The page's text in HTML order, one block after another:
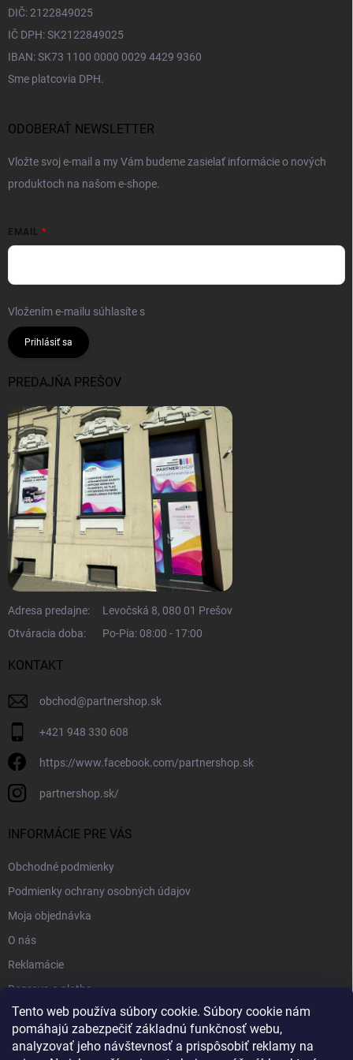
Tento web používa súbory cookie. Súbory cookie nám
pomáhajú zabezpečiť základnú funkčnosť webu,
analyzovať jeho návštevnosť a prispôsobiť reklamy na
DIČ: 2122849025
IČ DPH: SK2122849025
IBAN: SK73 1100 0000 0029 4429 9360
Sme platcovia DPH.
ODOBERAŤ NEWSLETTER
Vložte svoj e-mail a my Vám budeme zasielať informácie o nových
produktoch na našom e-shope.
EMAIL
Vložením e-mailu súhlasíte s
Prihlásiť sa
PREDAJŇA PREŠOV
Adresa predajne:
Levočská 8, 080 01 Prešov
Otváracia doba:
Po-Pia: 08:00 - 17:00
KONTAKT
obchod@partnershop.sk
+421 948 330 608
https://www.facebook.com/partnershop.sk
partnershop.sk/
INFORMÁCIE PRE VÁS
Obchodné podmienky
Podmienky ochrany osobných údajov
Moja objednávka
O nás
Reklamácie
Doprava a platba
Kontakt
Blog